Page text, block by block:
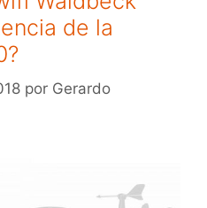
de la
por Gerardo